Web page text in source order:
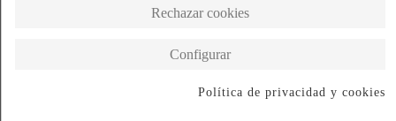
Rechazar cookies
Configurar
Política de privacidad y cookies